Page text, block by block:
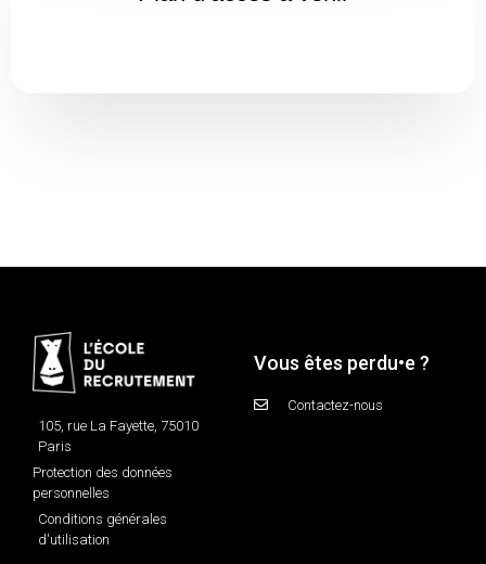
105, rue La Fayette, 75010
Paris
Protection des données
personnelles
Conditions générales
d'utilisation
Vous êtes perdu•e ?
Contactez-nous